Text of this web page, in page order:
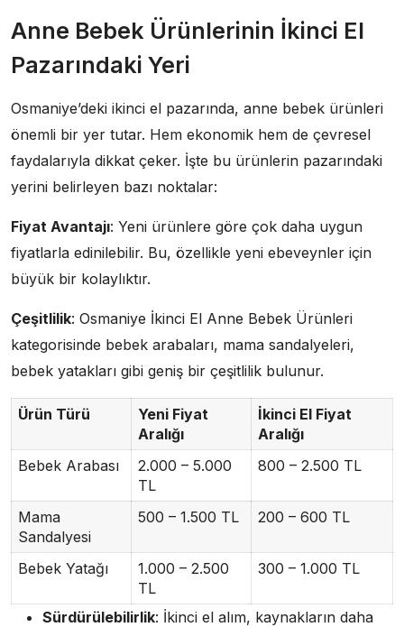
Anne Bebek Ürünlerinin İkinci El
Pazarındaki Yeri
Osmaniye’deki ikinci el pazarında, anne bebek ürünleri
önemli bir yer tutar. Hem ekonomik hem de çevresel
faydalarıyla dikkat çeker. İşte bu ürünlerin pazarındaki
yerini belirleyen bazı noktalar:
Fiyat Avantajı: Yeni ürünlere göre çok daha uygun
fiyatlarla edinilebilir. Bu, özellikle yeni ebeveynler için
büyük bir kolaylıktır.
Çeşitlilik: Osmaniye İkinci El Anne Bebek Ürünleri
kategorisinde bebek arabaları, mama sandalyeleri,
bebek yatakları gibi geniş bir çeşitlilik bulunur.
Ürün Türü
Yeni Fiyat
Aralığı
İkinci El Fiyat
Aralığı
Bebek Arabası
2.000 – 5.000
TL
800 – 2.500 TL
Mama
Sandalyesi
500 – 1.500 TL 200 – 600 TL
Bebek Yatağı
1.000 – 2.500
TL
300 – 1.000 TL
Sürdürülebilirlik: İkinci el alım, kaynakların daha